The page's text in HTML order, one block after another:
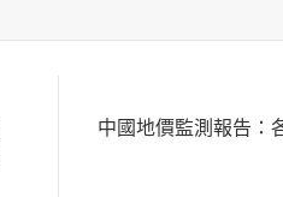
中國地價監測報告：